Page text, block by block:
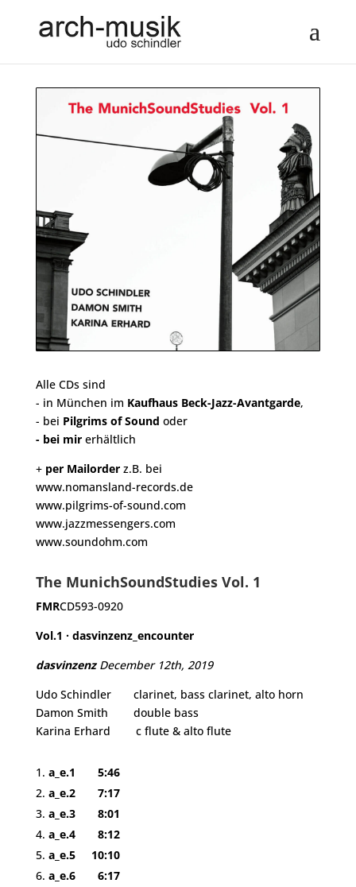
Alle CDs sind
- in München im Kaufhaus Beck-Jazz-Avantgarde,
- bei Pilgrims of Sound oder
- bei mirerhältlich
+ per Mailorderz.B. bei
www.nomansland-records.de
www.pilgrims-of-sound.com
www.jazzmessengers.com
www.soundohm.com
The MunichSoundStudies Vol. 1
FMRCD593-0920
Vol.1 · dasvinzenz_ encounter
dasvinzenz December 12th, 2019
Udo Schindler clarinet, bass clarinet, alto horn
Damon Smith double bass
Karina Erhard c flute & alto flute
a_e.1 5:46
a_e.2 7:17
a_e.3 8:01
a_e.4
8:12
a_e.5 10:10
a_e.6 6:17